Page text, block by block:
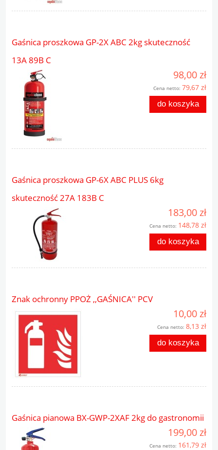
Gaśnica proszkowa GP-2X ABC 2kg skuteczność
13A 89B C
98,00 zł
Cena netto: 79,67 zł
do koszyka
Gaśnica proszkowa GP-6X ABC PLUS 6kg
skuteczność 27A 183B C
183,00 zł
Cena netto: 148,78 zł
do koszyka
Znak ochronny PPOŻ ,,GAŚNICA'' PCV
10,00 zł
Cena netto: 8,13 zł
do koszyka
Gaśnica pianowa BX-GWP-2XAF 2kg do gastronomii
199,00 zł
Cena netto: 161,79 zł